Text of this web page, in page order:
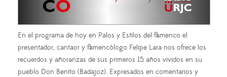
En el programa de hoy en Palos y Estilos del flamenco el
presentador, cantaor y flamencólogo Felipe Lara nos ofrece los
recuerdos y añoranzas de sus primeros 15 años vividos en su
pueblo Don Benito (Badajoz). Expresados en comentarios y